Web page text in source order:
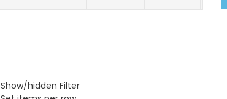
Show/hidden Filter